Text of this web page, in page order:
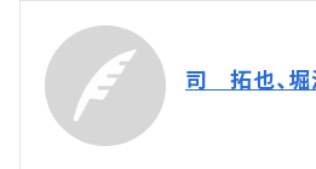
司 拓也、堀